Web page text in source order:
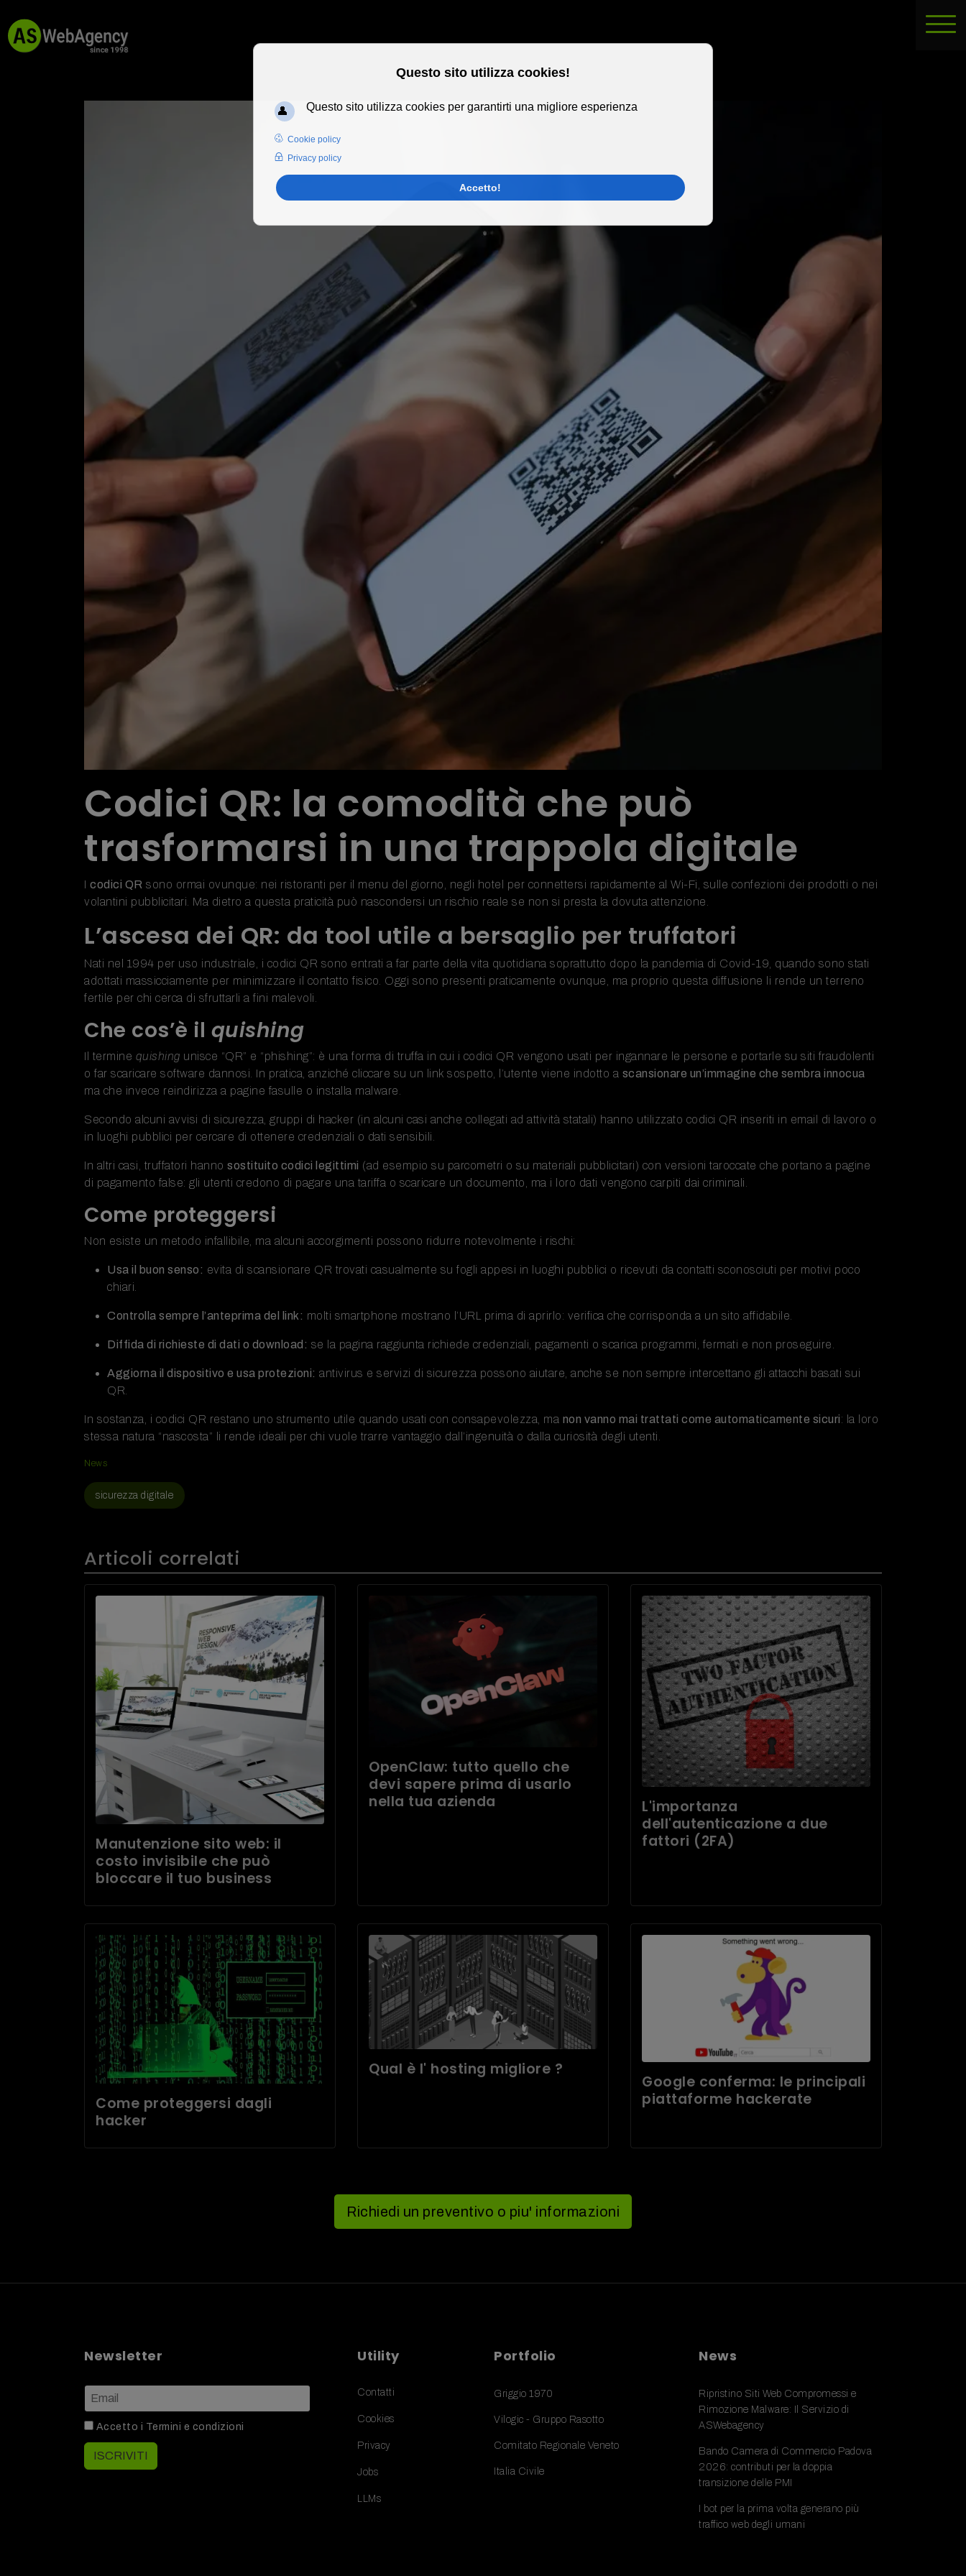
Codici QR: la comodità che può
trasformarsi in una trappola digitale
I codici QR sono ormai ovunque: nei ristoranti per il menu del giorno, negli hotel per connettersi rapidamente al Wi-Fi, sulle confezioni dei prodotti o nei
volantini pubblicitari. Ma dietro a questa praticità può nascondersi un rischio reale se non si presta la dovuta attenzione.
L’ascesa dei QR: da tool utile a bersaglio per truffatori
Nati nel 1994 per uso industriale, i codici QR sono entrati a far parte della vita quotidiana soprattutto dopo la pandemia di Covid-19, quando sono stati
adottati massicciamente per minimizzare il contatto fisico. Oggi sono presenti praticamente ovunque, ma proprio questa diffusione li rende un terreno
fertile per chi cerca di sfruttarli a fini malevoli.
Che cos’è il quishing
Il termine quishing unisce “QR” e “phishing”: è una forma di truffa in cui i codici QR vengono usati per ingannare le persone e portarle su siti fraudolenti
o far scaricare software dannosi. In pratica, anziché cliccare su un link sospetto, l’utente viene indotto a scansionare un’immagine che sembra innocua
ma che invece reindirizza a pagine fasulle o installa malware.
Secondo alcuni avvisi di sicurezza, gruppi di hacker (in alcuni casi anche collegati ad attività statali) hanno utilizzato codici QR inseriti in email di lavoro o
in luoghi pubblici per cercare di ottenere credenziali o dati sensibili.
In altri casi, truffatori hanno sostituito codici legittimi (ad esempio su parcometri o su materiali pubblicitari) con versioni taroccate che portano a pagine
di pagamento false: gli utenti credono di pagare una tariffa o scaricare un documento, ma i loro dati vengono carpiti dai criminali.
Come proteggersi
Non esiste un metodo infallibile, ma alcuni accorgimenti possono ridurre notevolmente i rischi:
Usa il buon senso: evita di scansionare QR trovati casualmente su fogli appesi in luoghi pubblici o ricevuti da contatti sconosciuti per motivi poco
chiari.
Controlla sempre l’anteprima del link: molti smartphone mostrano l’URL prima di aprirlo: verifica che corrisponda a un sito affidabile.
Diffida di richieste di dati o download: se la pagina raggiunta richiede credenziali, pagamenti o scarica programmi, fermati e non proseguire.
Aggiorna il dispositivo e usa protezioni: antivirus e servizi di sicurezza possono aiutare, anche se non sempre intercettano gli attacchi basati sui
QR.
In sostanza, i codici QR restano uno strumento utile quando usati con consapevolezza, ma non vanno mai trattati come automaticamente sicuri: la loro
stessa natura “nascosta” li rende ideali per chi vuole trarre vantaggio dall’ingenuità o dalla curiosità degli utenti.
News
sicurezza digitale
Articoli correlati
Manutenzione sito web: il
costo invisibile che può
bloccare il tuo business
OpenClaw: tutto quello che
devi sapere prima di usarlo
nella tua azienda
L'importanza
dell'autenticazione a due
fattori (2FA)
Come proteggersi dagli
hacker
Qual è l' hosting migliore ?
Google conferma: le principali
piattaforme hackerate
Richiedi un preventivo o piu' informazioni
Newsletter
Accetto i Termini e condizioni
ISCRIVITI
Utility
Contatti
Cookies
Privacy
Jobs
LLMs
Portfolio
Griggio 1970
Vilogic - Gruppo Rasotto
Comitato Regionale Veneto
Italia Civile
News
Ripristino Siti Web Compromessi e
Rimozione Malware: Il Servizio di
ASWebagency
Bando Camera di Commercio Padova
2026: contributi per la doppia
transizione delle PMI
I bot per la prima volta generano più
traffico web degli umani